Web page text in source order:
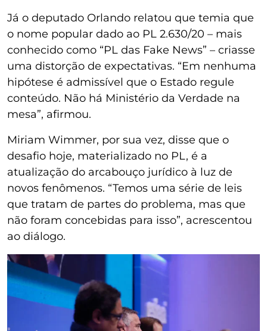
Já o deputado Orlando relatou que temia que
o nome popular dado ao PL 2.630/20 – mais
conhecido como “PL das Fake News” – criasse
uma distorção de expectativas. “Em nenhuma
hipótese é admissível que o Estado regule
conteúdo. Não há Ministério da Verdade na
mesa”, afirmou.
Miriam Wimmer, por sua vez, disse que o
desafio hoje, materializado no PL, é a
atualização do arcabouço jurídico à luz de
novos fenômenos. “Temos uma série de leis
que tratam de partes do problema, mas que
não foram concebidas para isso”, acrescentou
ao diálogo.